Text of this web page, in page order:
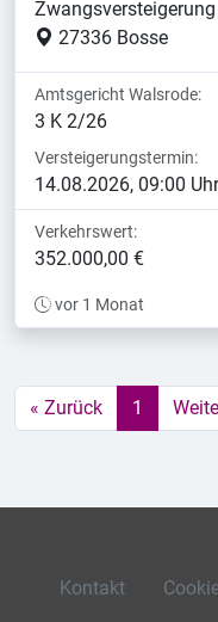
27336 Bosse
Amtsgericht Walsrode:
3 K 2/26
Versteigerungstermin:
14.08.2026, 09:00 Uhr
Verkehrswert:
352.000,00 €
vor 1 Monat
« Zurück 1
Kontakt